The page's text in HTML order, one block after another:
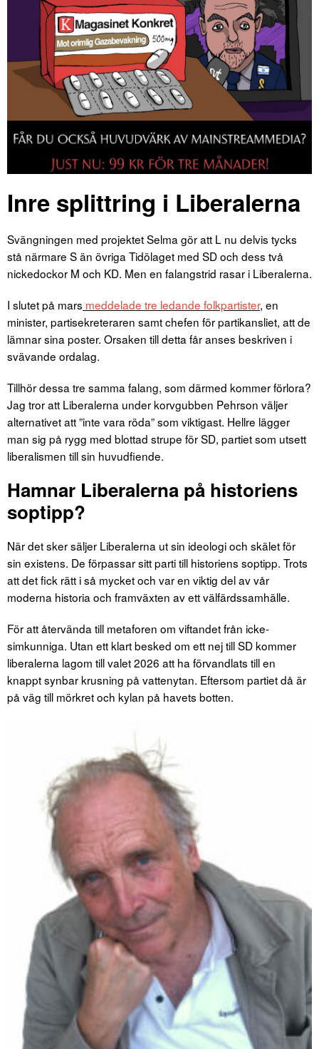
Inre splittring i Liberalerna
Svängningen med projektet Selma gör att L nu delvis tycks
stå närmare S än övriga Tidölaget med SD och dess två
nickedockor M och KD. Men en falangstrid rasar i Liberalerna.
I slutet på mars meddelade tre ledande folkpartister, en
minister, partisekreteraren samt chefen för partikansliet, att de
lämnar sina poster. Orsaken till detta får anses beskriven i
svävande ordalag.
Tillhör dessa tre samma falang, som därmed kommer förlora?
Jag tror att Liberalerna under korvgubben Pehrson väljer
alternativet att ”inte vara röda” som viktigast. Hellre lägger
man sig på rygg med blottad strupe för SD, partiet som utsett
liberalismen till sin huvudfiende.
Hamnar Liberalerna på historiens
soptipp?
När det sker säljer Liberalerna ut sin ideologi och skälet för
sin existens. De förpassar sitt parti till historiens soptipp. Trots
att det fick rätt i så mycket och var en viktig del av vår
moderna historia och framväxten av ett välfärdssamhälle.
För att återvända till metaforen om viftandet från icke-
simkunniga. Utan ett klart besked om ett nej till SD kommer
liberalerna lagom till valet 2026 att ha förvandlats till en
knappt synbar krusning på vattenytan. Eftersom partiet då är
på väg till mörkret och kylan på havets botten.